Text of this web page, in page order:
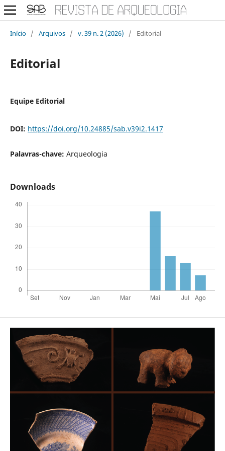
Início / Arquivos / v. 39 n. 2 (2026) / Editorial
Editorial
Equipe Editorial
DOI: https://doi.org/10.24885/sab.v39i2.1417
Palavras-chave: Arqueologia
Downloads